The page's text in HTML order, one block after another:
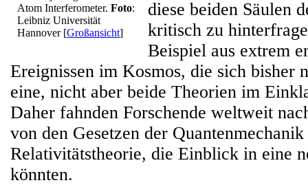
Atom Interferometer. Foto:
Leibniz Universität
Hannover [Großansicht]
diese beiden Säulen
kritisch zu
Beispiel aus extrem
Ereignissen im Kosmos, die sich bisher
eine, nicht aber beide Theorien im
Daher fahnden Forschende weltweit
von den Gesetzen der
Relativitätstheorie, die Einblick in eine
könnten.